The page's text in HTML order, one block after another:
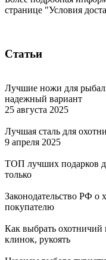
странице "Условия
Статьи
Лучшие ножи для
надежный вариант
25 августа 2025
Лучшая сталь для
9 апреля 2025
ТОП лучших подарков
только
Законодательство РФ о
покупателю
Как выбрать охотничий
клинок, рукоять